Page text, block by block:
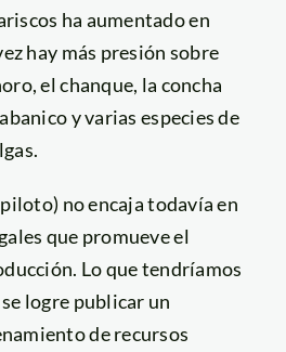
ha aumentado en
hay más presión sobre
el chanque, la concha
y varias especies de
no encaja todavía en
que promueve el
Lo que tendríamos
logre publicar un
de recursos